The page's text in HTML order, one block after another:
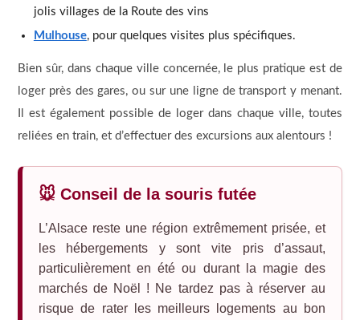
jolis villages de la Route des vins
Mulhouse, pour quelques visites plus spécifiques.
Bien sûr, dans chaque ville concernée, le plus pratique est de
loger près des gares, ou sur une ligne de transport y menant.
Il est également possible de loger dans chaque ville, toutes
reliées en train, et d’effectuer des excursions aux alentours !
🐭 Conseil de la souris futée
L’Alsace reste une région extrêmement prisée, et
les hébergements y sont vite pris d’assaut,
particulièrement en été ou durant la magie des
marchés de Noël ! Ne tardez pas à réserver au
risque de rater les meilleurs logements au bon